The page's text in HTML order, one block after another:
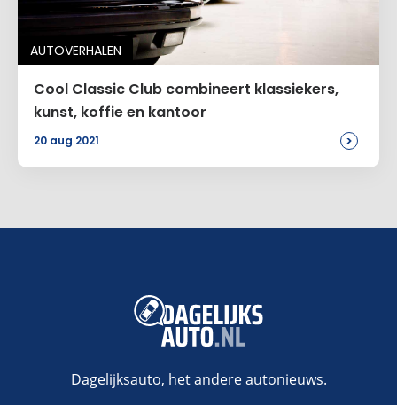
AUTOVERHALEN
Cool Classic Club combineert klassiekers,
kunst, koffie en kantoor
20 aug 2021 >
Dagelijksauto, het andere autonieuws.